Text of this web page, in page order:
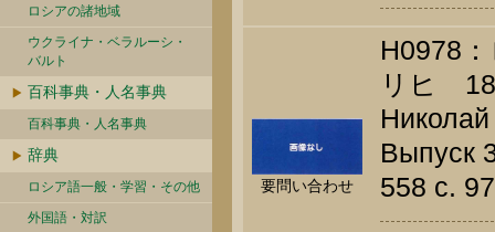
ロシアの諸地域
ウクライナ・ベラルーシ・
バルト
百科事典・人名事典
百科事典・人名事典
辞典
ロシア語一般・学習・その他
外国語・対訳
要問い合わせ
H0978
リヒ
Выпуск
558 c.